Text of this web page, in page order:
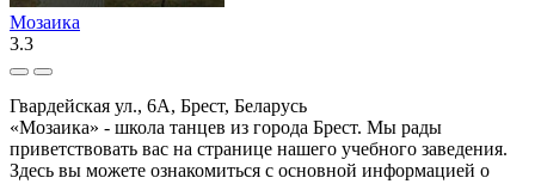
Мозаика
3.3
Гвардейская ул., 6А, Брест, Беларусь
«Мозаика» - школа танцев из города Брест. Мы рады
приветствовать вас на странице нашего учебного заведения.
Здесь вы можете ознакомиться с основной информацией о